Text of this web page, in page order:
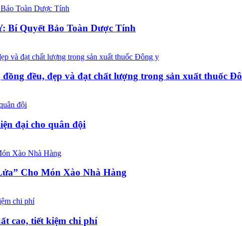
Bí Quyết Bảo Toàn Dược Tính
đều, đẹp và đạt chất lượng trong sản xuất thuốc
đại cho quân đội
Cho Món Xào Nhà Hàng
cao, tiết kiệm chi phí